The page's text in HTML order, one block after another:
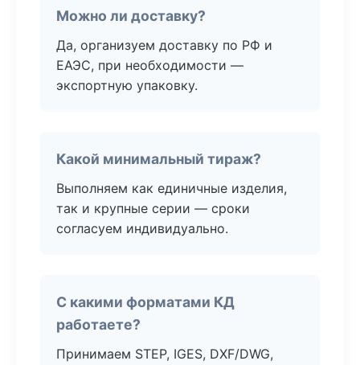
Можно ли доставку?
Да, организуем доставку по РФ и
ЕАЭС, при необходимости —
экспортную упаковку.
Какой минимальный тираж?
Выполняем как единичные изделия,
так и крупные серии — сроки
согласуем индивидуально.
С какими форматами КД
работаете?
Принимаем STEP, IGES, DXF/DWG,